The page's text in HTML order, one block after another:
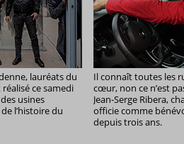
lauréats du
ce samedi
usines
l’histoire du
Il connaît toutes les
cœur, non ce n’est
Jean-Serge Ribera,
officie comme
depuis trois ans.